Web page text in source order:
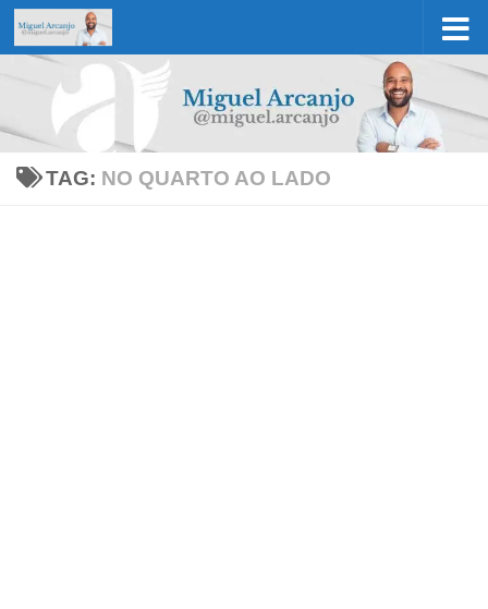
Skip to content
TAG: NO QUARTO AO LADO